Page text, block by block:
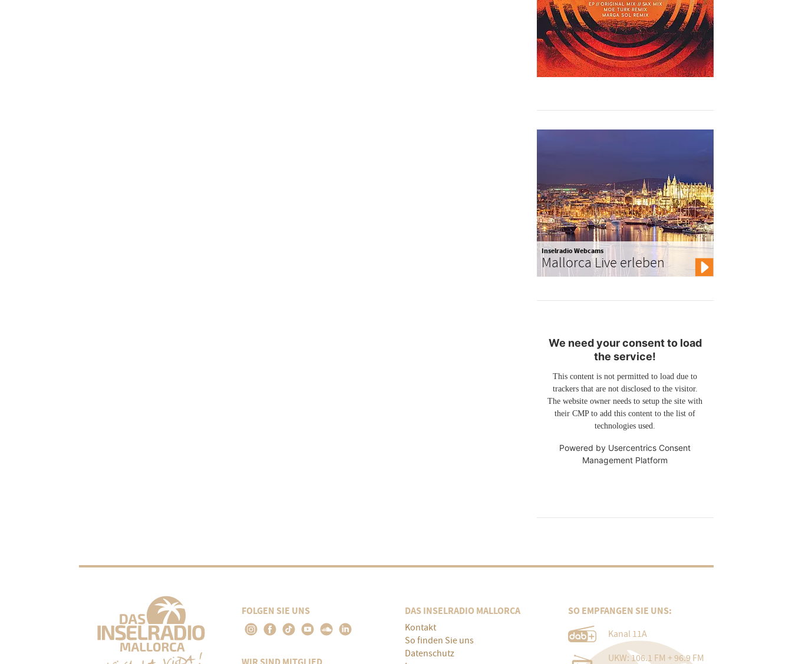
Inselradio Webcams
Mallorca Live erleben
We need your consent to load
the service!
This content is not permitted to load due to
trackers that are not disclosed to the visitor.
The website owner needs to setup the site with
their CMP to add this content to the list of
technologies used.
Powered by Usercentrics Consent
Management Platform
FOLGEN SIE UNS DAS INSELRADIO MALLORCA
Kontakt
So finden Sie uns
Datenschutz
SO EMPFANGEN SIE UNS:
Kanal 11A
UKW: 106.1 FM + 96.9 FM